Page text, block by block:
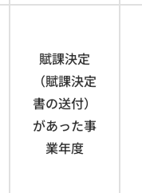
賦課決定
（賦課決定
書の送付）
があった事
業年度